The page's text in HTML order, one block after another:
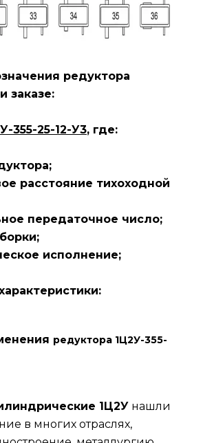
редуктора
заказе:
355-25-12-У3, где:
расстояние тихоходной
передаточное число;
исполнение;
редуктора 1Ц2У-355-
1Ц2У нашли
в многих отраслях,